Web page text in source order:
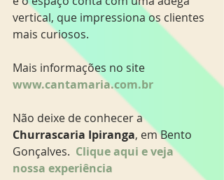
vertical, que impressiona os clientes
mais curiosos.
Mais informações no site
www.cantamaria.com.br
​Não deixe de conhecer a
Churrascaria Ipiranga, em Bento
Gonçalves. Clique aqui e veja
nossa experiência